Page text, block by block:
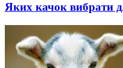
Яких качок вибрати